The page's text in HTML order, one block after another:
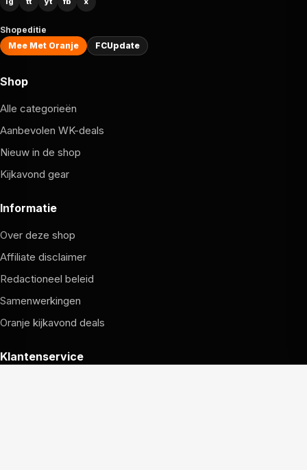
Shopeditie
Mee Met Oranje
FCUpdate
Shop
Alle categorieën
Aanbevolen WK-deals
Nieuw in de shop
Kijkavond gear
Informatie
Over deze shop
Affiliate disclaimer
Redactioneel beleid
Samenwerkingen
Oranje kijkavond deals
Klantenservice